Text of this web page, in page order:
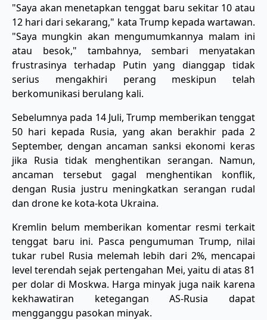
"Saya akan menetapkan tenggat baru sekitar 10 atau
12 hari dari sekarang," kata Trump kepada wartawan.
"Saya mungkin akan mengumumkannya malam ini
atau besok," tambahnya, sembari menyatakan
frustrasinya terhadap Putin yang dianggap tidak
serius mengakhiri perang meskipun telah
berkomunikasi berulang kali.
Sebelumnya pada 14 Juli, Trump memberikan tenggat
50 hari kepada Rusia, yang akan berakhir pada 2
September, dengan ancaman sanksi ekonomi keras
jika Rusia tidak menghentikan serangan. Namun,
ancaman tersebut gagal menghentikan konflik,
dengan Rusia justru meningkatkan serangan rudal
dan drone ke kota-kota Ukraina.
Kremlin belum memberikan komentar resmi terkait
tenggat baru ini. Pasca pengumuman Trump, nilai
tukar rubel Rusia melemah lebih dari 2%, mencapai
level terendah sejak pertengahan Mei, yaitu di atas 81
per dolar di Moskwa. Harga minyak juga naik karena
kekhawatiran ketegangan AS-Rusia dapat
mengganggu pasokan minyak.